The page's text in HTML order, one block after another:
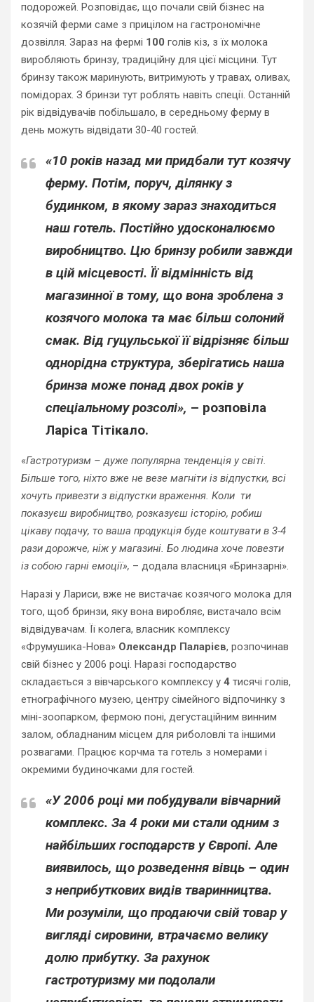
подорожей. Розповідає, що почали свій бізнес на
козячій ферми саме з прицілом на гастрономічне
дозвілля. Зараз на фермі 100 голів кіз, з їх молока
виробляють бринзу, традиційну для цієї місцини. Тут
бринзу також маринують, витримують у травах, оливах,
помідорах. З бринзи тут роблять навіть спеції. Останній
рік відвідувачів побільшало, в середньому ферму в
день можуть відвідати 30-40 гостей.
«10 років назад ми придбали тут козячу
ферму. Потім, поруч, ділянку з
будинком, в якому зараз знаходиться
наш готель. Постійно удосконалюємо
виробництво. Цю бринзу робили завжди
в цій місцевості. Її відмінність від
магазинної в тому, що вона зроблена з
козячого молока та має більш солоний
смак. Від гуцульської її відрізняє більш
однорідна структура, зберігатись наша
бринза може понад двох років у
спеціальному розсолі», – розповіла
Ларіса Тітікало.
«Гастротуризм – дуже популярна тенденція у світі.
Більше того, ніхто вже не везе магніти із відпустки, всі
хочуть привезти з відпустки враження. Коли ти
показуєш виробництво, розказуєш історію, робиш
цікаву подачу, то ваша продукція буде коштувати в 3-4
рази дорожче, ніж у магазині. Бо людина хоче повезти
із собою гарні емоції», – додала власниця «Бринзарні».
Наразі у Лариси, вже не вистачає козячого молока для
того, щоб бринзи, яку вона виробляє, вистачало всім
відвідувачам. Її колега, власник комплексу
«Фрумушика-Нова» Олександр Паларієв, розпочинав
свій бізнес у 2006 році. Наразі господарство
складається з вівчарського комплексу у 4 тисячі голів,
етнографічного музею, центру сімейного відпочинку з
міні-зоопарком, фермою поні, дегустаційним винним
залом, обладнаним місцем для риболовлі та іншими
розвагами. Працює корчма та готель з номерами і
окремими будиночками для гостей.
«У 2006 році ми побудували вівчарний
комплекс. За 4 роки ми стали одним з
найбільших господарств у Європі. Але
виявилось, що розведення вівць – один
з неприбуткових видів тваринництва.
Ми розуміли, що продаючи свій товар у
вигляді сировини, втрачаємо велику
долю прибутку. За рахунок
гастротуризму ми подолали